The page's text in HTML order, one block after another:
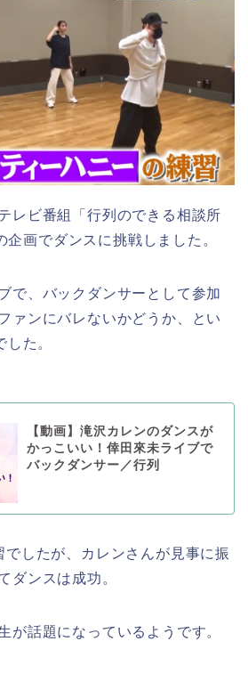
レビ番組「行列のできる相談所
画でダンスに挑戦しました。
で、バックダンサーとして参加
ァンにバレないかどうか、とい
した。
【動画】滝沢カレンのダンスが
かっこいい！倖田來未ライブで
バックダンサー／行列
したが、カレンさんが見事に振
ダンスは成功。
が話題になっているようです。